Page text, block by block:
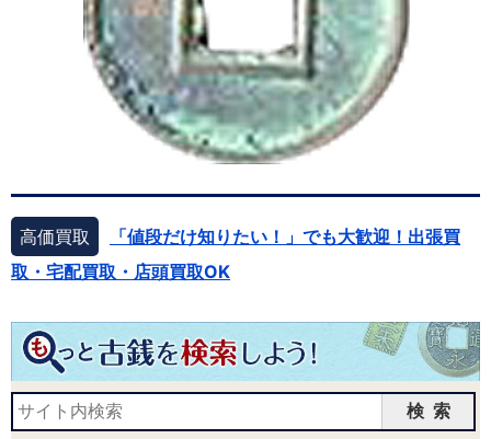
高価買取
「値段だけ知りたい！」でも大歓迎！出張買
取・宅配買取・店頭買取OK
検索